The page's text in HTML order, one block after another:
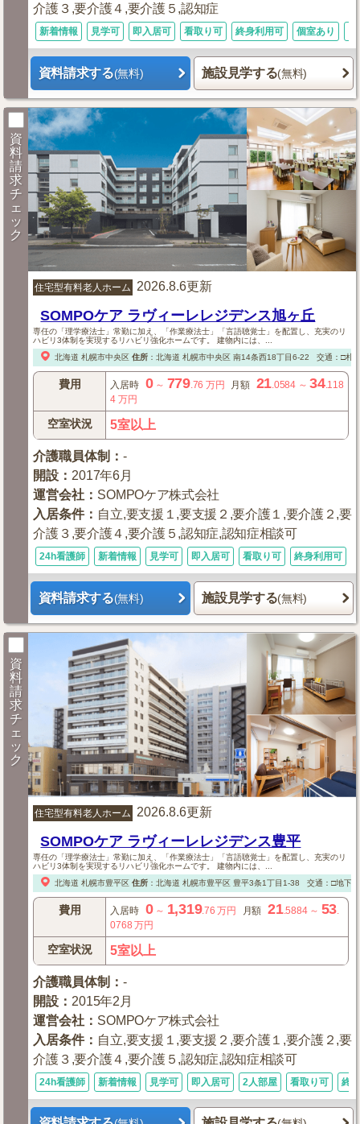
介護３,要介護４,要介護５,認知症
新着情報 見学可 即入居可 看取り可 終身利用可 個室あり
資料請求する(無料) 施設見学する(無料)
資
料
請
求
チ
ェ
ッ
ク
住宅型有料老人ホーム 2026.8.6更新
SOMPOケア ラヴィーレレジデンス旭ヶ丘
専任の「理学療法士」常勤に加え、「作業療法士」「言語聴覚士」を配置し、充実のリ
ハビリ3体制を実現するリハビリ強化ホームです。 建物内には、...
北海道 札幌市中央区 住所： 北海道 札幌市中央区南14条西18丁目6-22 交通：□札
費用 入居時 0～ 779.76 万円 月額 21.0584～34.118
4 万円
空室状況 5室以上
介護職員体制 ：-
開設 ： 2017年6月
運営会社 ： SOMPOケア株式会社
入居条件： 自立,要支援１,要支援２,要介護１,要介護２,要
介護３,要介護４,要介護５,認知症,認知症相談可
24h看護師 新着情報 見学可 即入居可 看取り可 終身利用可
資料請求する(無料) 施設見学する(無料)
資
料
請
求
チ
ェ
ッ
ク
住宅型有料老人ホーム 2026.8.6更新
SOMPOケア ラヴィーレレジデンス豊平
専任の「理学療法士」常勤に加え、「作業療法士」「言語聴覚士」を配置し、充実のリ
ハビリ3体制を実現するリハビリ強化ホームです。 建物内には、...
北海道 札幌市豊平区 住所： 北海道 札幌市豊平区豊平3条1丁目1-38 交通：□地下
費用 入居時 0～ 1,319.76 万円 月額 21.5884～ 53
0768 万円
空室状況 5室以上
介護職員体制 ：-
開設 ： 2015年2月
運営会社 ： SOMPOケア株式会社
入居条件： 自立,要支援１,要支援２,要介護１,要介護２,要
介護３,要介護４,要介護５,認知症,認知症相談可
24h看護師 新着情報 見学可 即入居可 2人部屋 看取り可 終